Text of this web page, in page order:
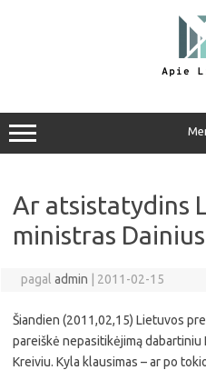
Ar atsistatydins
ministras
pagal admin 2011-02-15
Šiandien (2011,02,15) Lietuvos
pareiškė nepasitikėjimą
Kreiviu. Kyla klausimas – ar po